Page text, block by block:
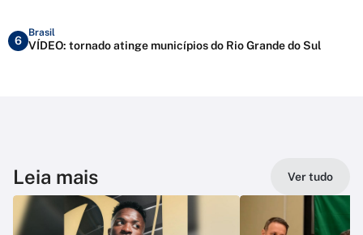
6
Brasil
VÍDEO: tornado atinge municípios do Rio Grande do Sul
Leia mais Ver tudo